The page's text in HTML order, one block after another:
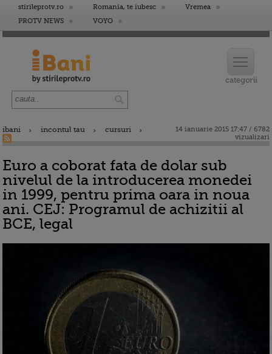
stirileprotv.ro Romania, te iubesc
Vremea
PROTV NEWS
VOYO
ibani incontul tau cursuri
14 ianuarie 2015 17:47 / 6782
vizualizari
Euro a coborat fata de dolar sub
nivelul de la introducerea monedei
in 1999, pentru prima oara in noua
ani. CEJ: Programul de achizitii al
BCE, legal